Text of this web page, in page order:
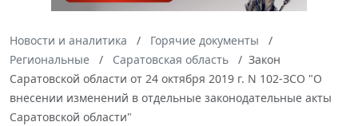
Новости и аналитика
Горячие документы
Региональные
Саратовская область
Закон
Саратовской области от 24 октября 2019 г. N 102-ЗСО "О
внесении изменений в отдельные законодательные акты
Саратовской области"